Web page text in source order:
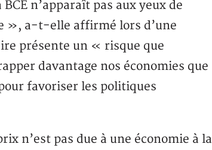
n’apparaît pas aux yeux de
», a-t-elle affirmé lors d’une
présente un « risque que
davantage nos économies que
favoriser les politiques
n’est pas due à une économie à la